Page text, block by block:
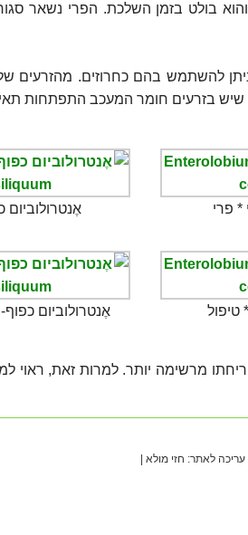
בולט בזמן השלכת. הפרי נשאר
להשתמש בהם כחרוזים. מהזרעים של
שיש בזרעים חומר המעכב התפתחות
* פרי אֶנטרולוביום
טיפול אֶנטרולוביום
מרשימה יותר. למרות זאת, ראוי
עריכה לאתר: חזי מולא |